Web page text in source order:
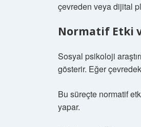
çevreden veya dijital
Normatif Etki
Sosyal psikoloji
gösterir. Eğer
Bu süreçte normatif
yapar.